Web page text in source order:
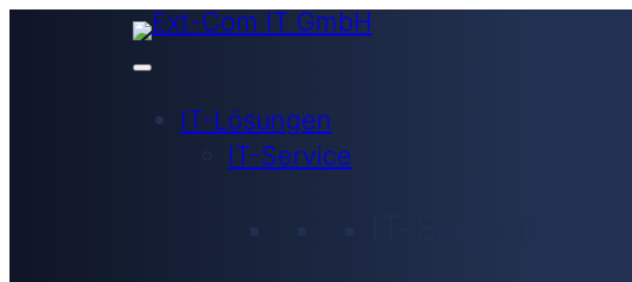
IT-Lösungen
IT-Service